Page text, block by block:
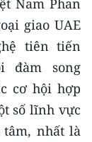
giao UAE
tiên tiến
đàm song
cơ hội hợp
số lĩnh vực
nhất là